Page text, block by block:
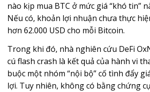
nào kịp mua BTC ở mức giá “khó tin”
Nếu có, khoản lợi nhuận chưa thực
hơn 62.000 USD cho mỗi Bitcoin.
Trong khi đó, nhà nghiên cứu DeFi
cú flash crash là kết quả của hành vi
buộc một nhóm “nội bộ” cố tình đẩy
lợi. Tuy nhiên, không có bằng chứng